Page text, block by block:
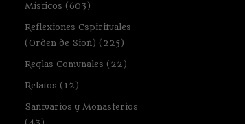
Místicos (603)
Reflexiones Espirituales
(Orden de Sion) (225)
Reglas Comunales (22)
Relatos (12)
Santuarios y Monasterios